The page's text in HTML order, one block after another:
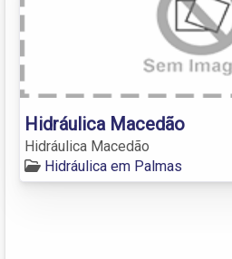
Hidráulica Macedão
Hidráulica Macedão
Hidráulica em Palmas